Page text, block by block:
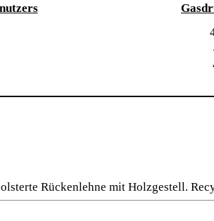
Rückenlehne mit Holzgestell.